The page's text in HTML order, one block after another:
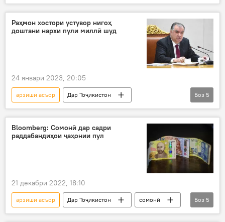
пул
доллар рубл молия
Раҳмон хостори устувор нигоҳ
доштани нархи пули миллӣ шуд
24 январи 2023, 20:05
арзиши асъор
Дар Тоҷикистон
пули миллӣ
ҳифзи пули миллӣ
Эмомалӣ Раҳмон
дастур
Боз 5
Bloomberg: Сомонӣ дар садри
раддабандиҳои ҷаҳонии пул
21 декабри 2022, 18:10
арзиши асъор Дар Тоҷикистон
сомонӣ
арз
пул нарх
болоравӣ
Боз 5